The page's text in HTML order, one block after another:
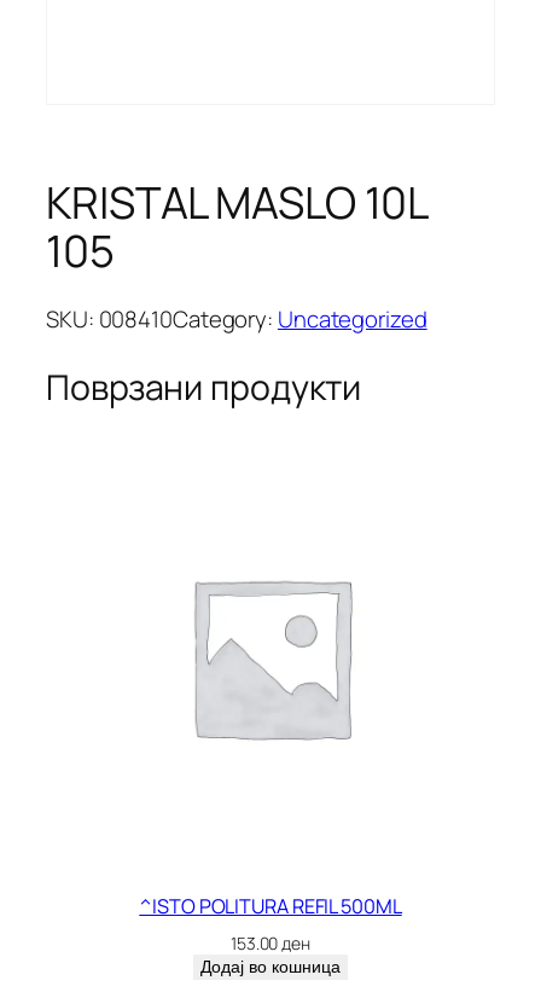
KRISTAL MASLO 10L
105
SKU: 008410Category: Uncategorized
Поврзани продукти
^ISTO POLITURA REFIL 500ML
153.00ден
Додај во кошница